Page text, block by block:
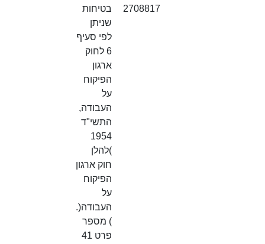
2708817
בטיחות
שניתן
לפי סעיף
6 לחוק
ארגון
הפיקוח
העבודה,
התשי"ד
1954
)להלן
חוק ארגון
הפיקוח
העבודה(.
) מספר
פרט 41